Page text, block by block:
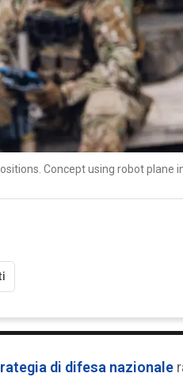
Concept using robot plane
di difesa nazionale